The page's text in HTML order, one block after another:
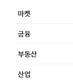
마켓
금융
부동산
산업